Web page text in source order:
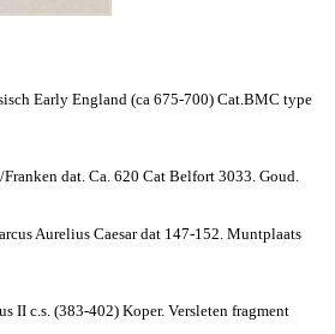
Early England (ca 675-700) Cat.BMC type
dat. Ca. 620 Cat Belfort 3033. Goud.
Aurelius Caesar dat 147-152. Muntplaats
II c.s. (383-402) Koper. Versleten fragment